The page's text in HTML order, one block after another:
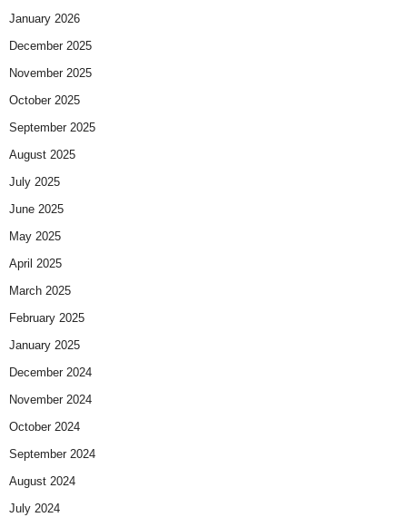
January 2026
December 2025
November 2025
October 2025
September 2025
August 2025
July 2025
June 2025
May 2025
April 2025
March 2025
February 2025
January 2025
December 2024
November 2024
October 2024
September 2024
August 2024
July 2024